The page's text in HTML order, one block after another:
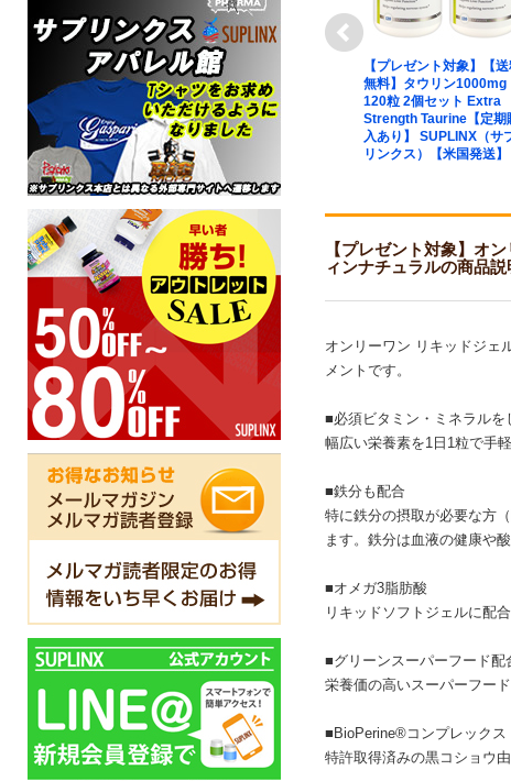
ズヒップ
ス型） C-
Release
250粒
【プレゼント対象】【定期
購入あり】タウリン パウダ
ー（ベジタリアン仕様）
Taurine Powder
100％Pure Free-Form
227g NOW ナウ
【プレゼント対象】【
無料】タウリン1000mg
120粒 2個セット Extra
Strength Taurine【定期
入あり】 SUPLINX（サ
リンクス）【米国発送】
next
【プレゼント対象】オ
ィンナチュラルの商品説
オンリーワン リキッドジェ
メントです。
■必須ビタミン・ミネラルを
幅広い栄養素を1日1粒で手
■鉄分も配合
特に鉄分の摂取が必要な方
ます。鉄分は血液の健康や
■オメガ3脂肪酸
リキッドソフトジェルに配
■グリーンスーパーフード配
栄養価の高いスーパーフー
■BioPerine®コンプレックス
特許取得済みの黒コショウ